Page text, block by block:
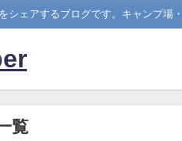
シェアするブログです。キャンプ場
覧